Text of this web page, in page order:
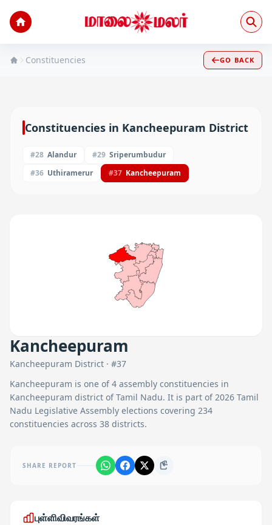
Constituencies GO BACK
Constituencies in Kancheepuram District
#28 Alandur #29 Sriperumbudur
#36 Uthiramerur #37 Kancheepuram
Kancheepuram
Kancheepuram District · #37
Kancheepuram is one of4 assembly constituencies in
Kancheepuram district of Tamil Nadu. It is part of 2026 Tamil
Nadu Legislative Assembly elections covering 234
constituencies across 38 districts.
SHARE REPORT
புள்ளிவிவரங்கள்